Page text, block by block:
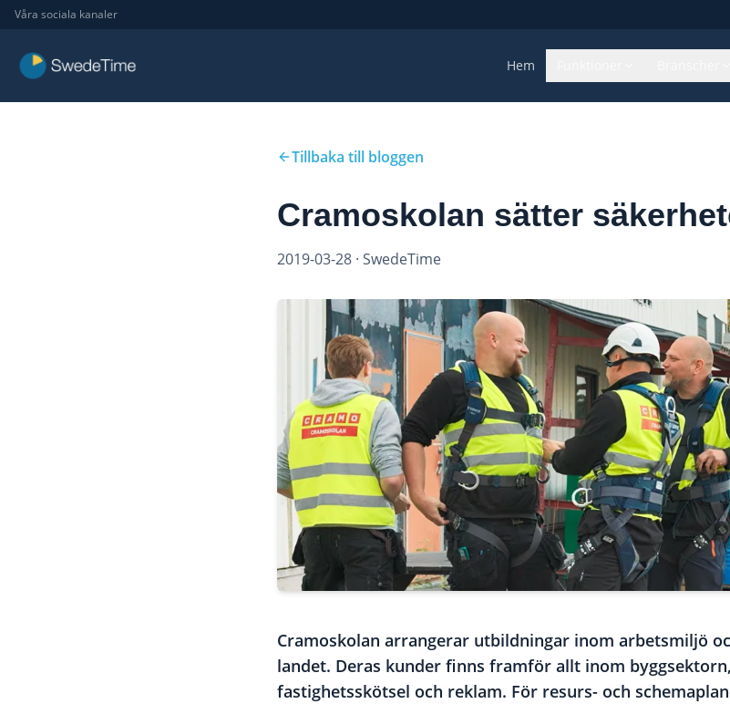
Våra sociala kanaler
Hem
Tillbaka till bloggen
Cramoskolan sätter
2019-03-28 · SwedeTime
Cramoskolan arrangerar utbildningar inom arbetsmiljö
landet. Deras kunder finns framför allt inom
fastighetsskötsel och reklam. För resurs- och